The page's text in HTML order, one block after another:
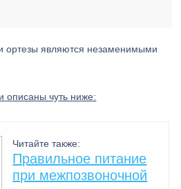
ортезы являются незаменимыми
описаны чуть ниже:
Читайте также:
Правильное питание
при межпозвоночной